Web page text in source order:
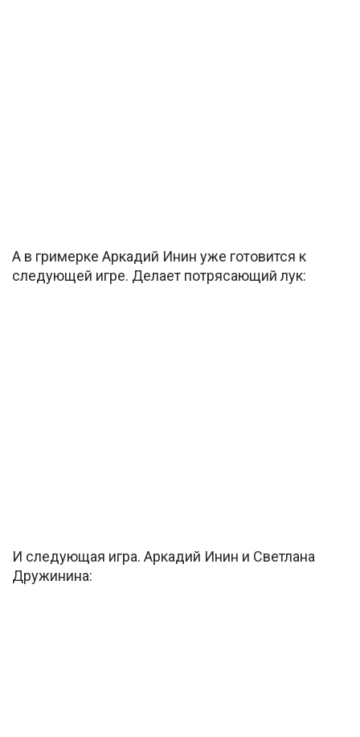
А в гримерке Аркадий Инин уже готовится к
следующей игре. Делает потрясающий лук:
И следующая игра. Аркадий Инин и Светлана
Дружинина: